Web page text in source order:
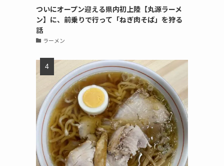
ついにオープン迎える県内初上陸【丸源ラーメ
ン】に、前乗りで行って「ねぎ肉そば」を狩る
話
ラーメン